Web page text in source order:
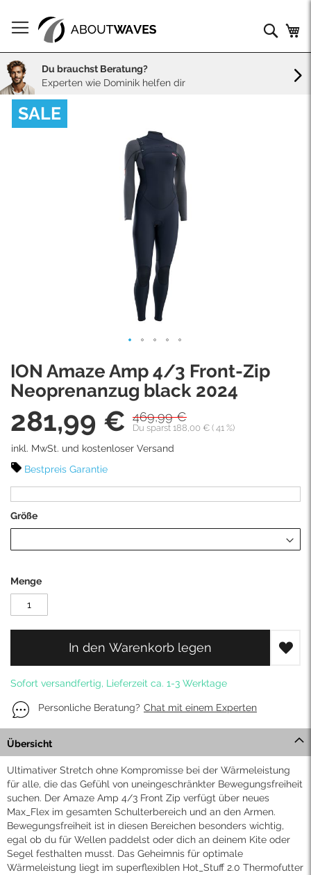
zum
Inhalt
Du brauchst Beratung?
Experten wie Dominik helfen dir
ION Amaze Amp 4/3 Front-Zip
Neoprenanzug black 2024
469,99 €
Du sparst 188,00 € ( 41 %)
Sonderpreis
281,99 €
inkl. MwSt. und kostenloser Versand
Bestpreis Garantie
Größe
Menge
In den Warenkorb legen
Sofort versandfertig, Lieferzeit ca. 1-3 Werktage
Personliche Beratung? Chat mit einem Experten
Skip
toSALE
to
the
beginning
of
the
gallery
Übersicht
Ultimativer Stretch ohne Kompromisse bei der Wärmeleistung
für alle, die das Gefühl von uneingeschränkter Bewegungsfreiheit
suchen. Der Amaze Amp 4/3 Front Zip verfügt über neues
Max_Flex im gesamten Schulterbereich und an den Armen.
Bewegungsfreiheit ist in diesen Bereichen besonders wichtig,
egal ob du für Wellen paddelst oder dich an deinem Kite oder
Segel festhalten musst. Das Geheimnis für optimale
Wärmeleistung liegt im superflexiblen Hot_Stuff 2.0 Thermofutter